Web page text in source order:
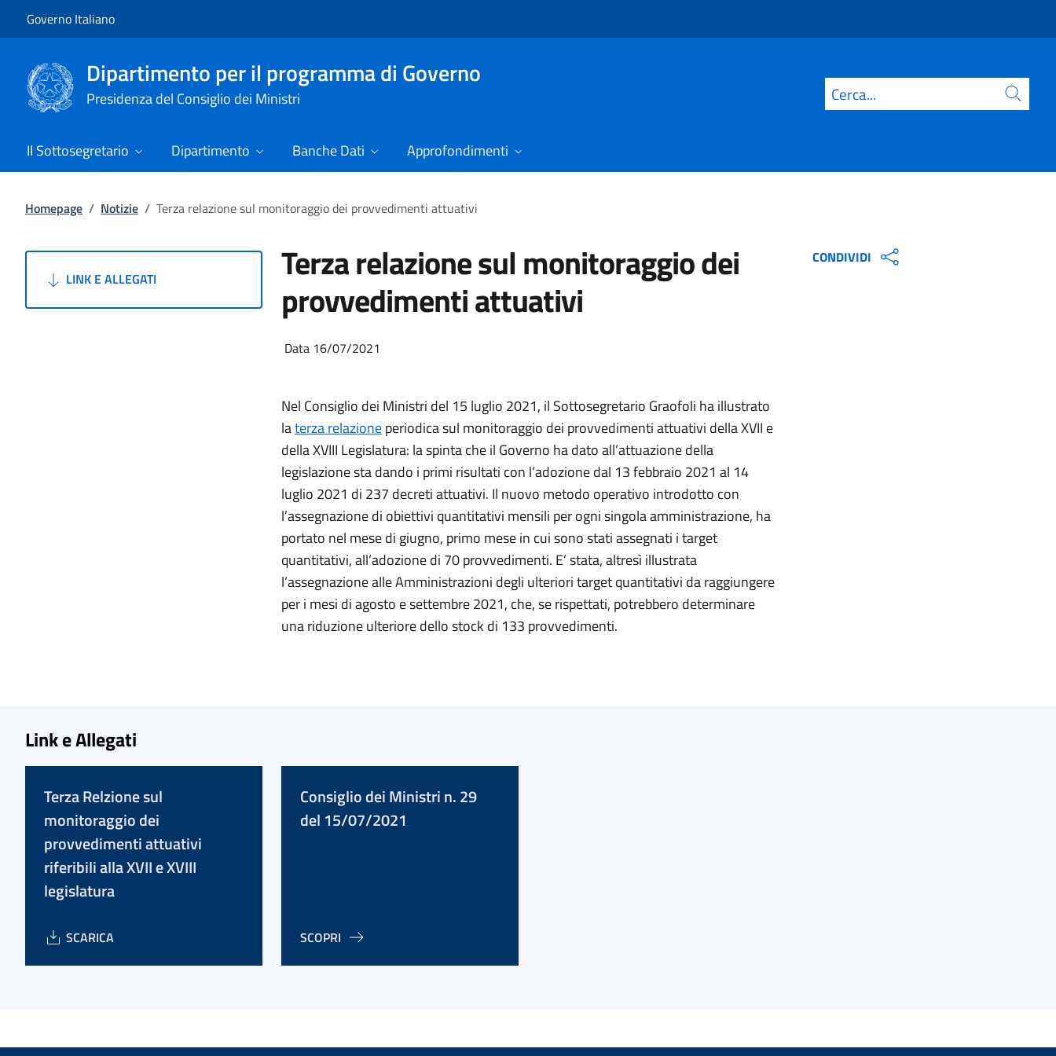
Governo Italiano
Dipartimento per il programma di Governo
Presidenza del Consiglio dei Ministri Cerca
Il Sottosegretario Dipartimento Banche Dati Approfondimenti
Homepage / Notizie / Terza relazione sul monitoraggio dei provvedimenti attuativi
LINK E ALLEGATI Terza relazione sul monitoraggio dei
provvedimenti attuativi
Data 16/07/2021
Nel Consiglio dei Ministri del 15 luglio 2021, il Sottosegretario Graofoli ha illustrato
laterza relazioneperiodica sul monitoraggio dei provvedimenti attuativi della XVII e
della XVIII Legislatura: la spinta che il Governo ha dato all’attuazione della
legislazione sta dando i primi risultati con l’adozione dal 13 febbraio 2021 al 14
luglio 2021 di 237 decreti attuativi. Il nuovo metodo operativo introdotto con
l’assegnazione di obiettivi quantitativi mensili per ogni singola amministrazione, ha
portato nel mese di giugno, primo mese in cui sono stati assegnati i target
quantitativi, all’adozione di 70 provvedimenti. E’ stata, altresì illustrata
l’assegnazione alle Amministrazioni degli ulteriori target quantitativi da raggiungere
per i mesi di agosto e settembre 2021, che, se rispettati, potrebbero determinare
una riduzione ulteriore dello stock di 133 provvedimenti.
CONDIVIDI
Link e Allegati
Terza Relzione sul
monitoraggio dei
provvedimenti attuativi
riferibili alla XVII e XVIII
legislatura
SCARICA
Consiglio dei Ministri n. 29
del 15/07/2021
SCOPRI